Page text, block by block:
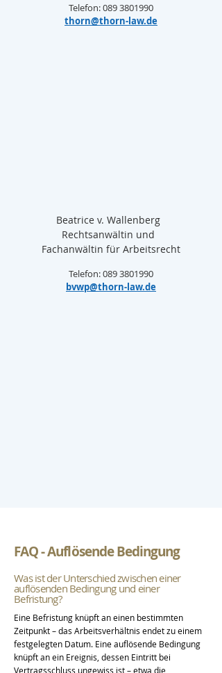
Telefon: 089 3801990
thorn@thorn-law.de
Beatrice v. Wallenberg
Rechtsanwältin und
Fachanwältin für Arbeitsrecht
Telefon: 089 3801990
bvwp@thorn-law.de
FAQ - Auflösende Bedingung
Was ist der Unterschied zwischen einer
auflösenden Bedingung und einer
Befristung?
Eine Befristung knüpft an einen bestimmten
Zeitpunkt – das Arbeitsverhältnis endet zu einem
festgelegten Datum. Eine auflösende Bedingung
knüpft an ein Ereignis, dessen Eintritt bei
Vertragsschluss ungewiss ist – etwa die